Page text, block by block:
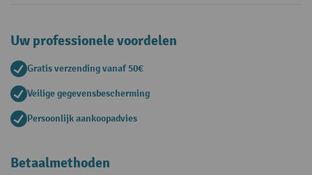
Uw professionele voordelen
Gratis verzending vanaf 50€
Veilige gegevensbescherming
Persoonlijk aankoopadvies
Betaalmethoden